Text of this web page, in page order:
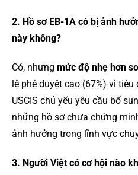
2. Hồ sơ EB-1A có bị ảnh
này không?
Có, nhưng mức độ nhẹ hơn
lệ phê duyệt cao (67%) vì
USCIS chủ yếu yêu cầu bổ
những hồ sơ chưa chứng
ảnh hưởng trong lĩnh vực
3. Người Việt có cơ hội nào